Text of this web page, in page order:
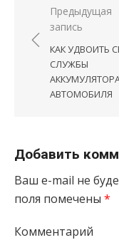
Предыдущая
запись
КАК УДВОИТЬ
СЛУЖБЫ
АВТОМОБИЛЯ
Добавить
Ваш e-mail не
поля помечены *
Комментарий